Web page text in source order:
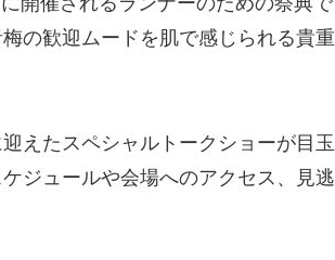
の歓迎ムードを肌で感じられる貴重
えたスペシャルトークショーが目玉
ジュールや会場へのアクセス、見逃